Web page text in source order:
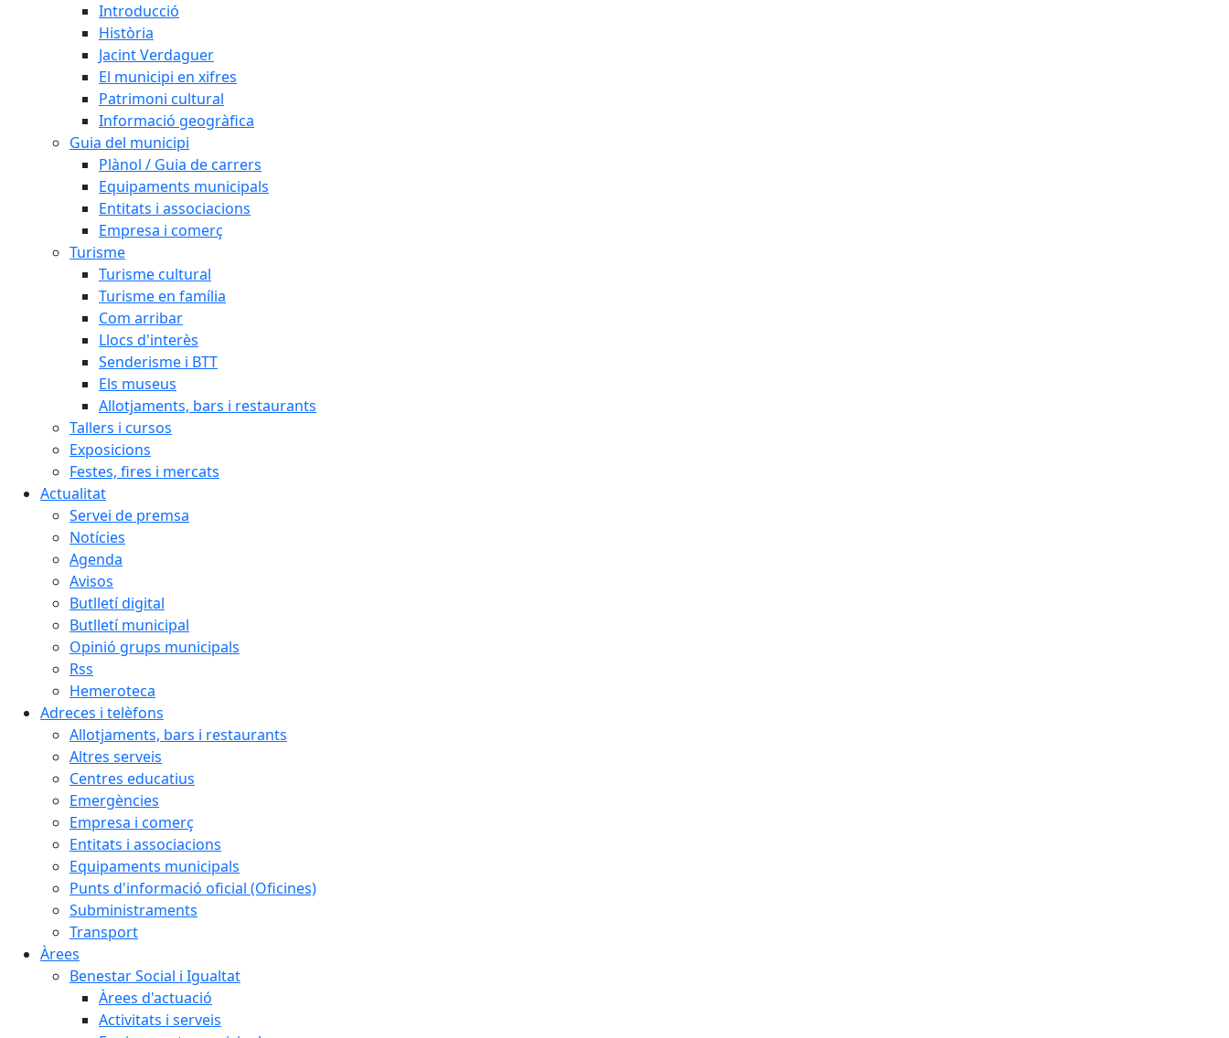
Introducció
Història
Jacint Verdaguer
El municipi en xifres
Patrimoni cultural
Informació geogràfica
Guia del municipi
Plànol / Guia de carrers
Equipaments municipals
Entitats i associacions
Empresa i comerç
Turisme
Turisme cultural
Turisme en família
Com arribar
Llocs d'interès
Senderisme i BTT
Els museus
Allotjaments, bars i restaurants
Tallers i cursos
Exposicions
Festes, fires i mercats
Actualitat
Servei de premsa
Notícies
Agenda
Avisos
Butlletí digital
Butlletí municipal
Opinió grups municipals
Rss
Hemeroteca
Adreces i telèfons
Allotjaments, bars i restaurants
Altres serveis
Centres educatius
Emergències
Empresa i comerç
Entitats i associacions
Equipaments municipals
Punts d'informació oficial (Oficines)
Subministraments
Transport
Àrees
Benestar Social i Igualtat
Àrees d'actuació
Activitats i serveis